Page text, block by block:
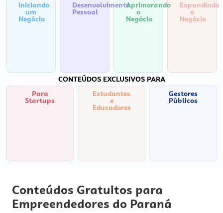
Iniciando
um
Negócio
Desenvolvimento
Pessoal
Aprimorando
o
Negócio
Expandindo
o
Negócio
CONTEÚDOS EXCLUSIVOS PARA
Para
Startups
Estudantes
e
Educadores
Gestores
Públicos
Conteúdos Gratuitos para
Empreendedores do Paraná